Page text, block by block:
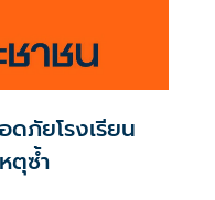
ภัยโรงเรียน
ตุซ้ำ